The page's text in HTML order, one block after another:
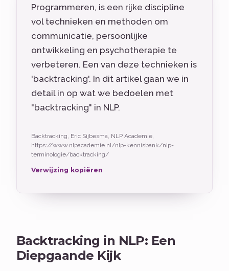
Programmeren, is een rijke discipline
vol technieken en methoden om
communicatie, persoonlijke
ontwikkeling en psychotherapie te
verbeteren. Een van deze technieken is
'backtracking'. In dit artikel gaan we in
detail in op wat we bedoelen met
"backtracking" in NLP.
Backtracking, Eric Sijbesma, NLP Academie,
https://www.nlpacademie.nl/nlp-kennisbank/nlp-
terminologie/backtracking/
Verwijzing kopiëren
Backtracking in NLP: Een
Diepgaande Kijk